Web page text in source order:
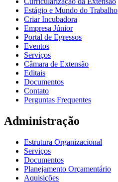
Estágio e Mundo do Trabalho
Criar Incubadora
Empresa Júnior
Portal de Egressos
Eventos
Serviços
Câmara de Extensão
Editais
Documentos
Contato
Perguntas Frequentes
Administração
Estrutura Organizacional
Serviços
Documentos
Planejamento Orçamentário
Aquisições